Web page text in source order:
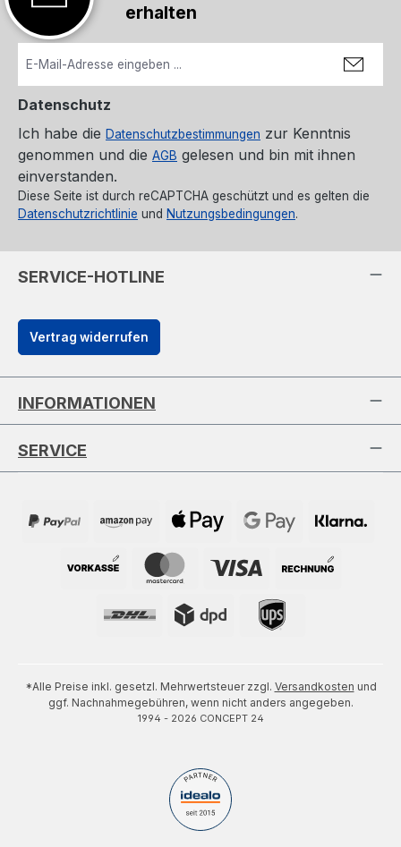
erhalten
Datenschutz
Ich habe die Datenschutzbestimmungen zur Kenntnis
genommen und die AGB gelesen und bin mit ihnen
einverstanden.
Diese Seite ist durch reCAPTCHA geschützt und es gelten die
Datenschutzrichtlinie und Nutzungsbedingungen.
SERVICE-HOTLINE
Vertrag widerrufen
INFORMATIONEN
SERVICE
*Alle Preise inkl. gesetzl. Mehrwertsteuer zzgl. Versandkosten und
ggf. Nachnahmegebühren, wenn nicht anders angegeben.
1994 - 2026 CONCEPT 24